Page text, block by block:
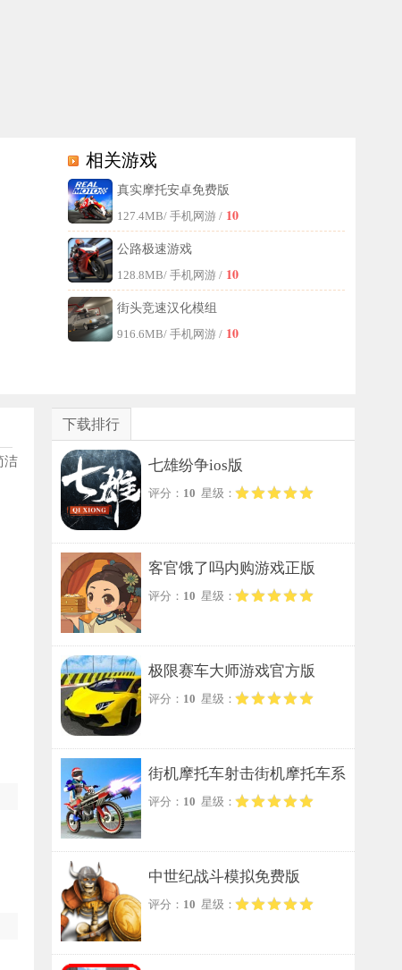
尝试一番吧！
相关游戏
真实摩托安卓免费版
127.4MB/ 手机网游 / 10
公路极速游戏
128.8MB/ 手机网游 / 10
街头竞速汉化模组
916.6MB/ 手机网游 / 10
洁
下载排行
七雄纷争ios版
评分： 10 星级：
客官饿了吗内购游戏正版
评分： 10 星级：
极限赛车大师游戏官方版
评分： 10 星级：
街机摩托车射击街机摩托车系
列手游无广告版
评分： 10 星级：
中世纪战斗模拟免费版
评分： 10 星级：